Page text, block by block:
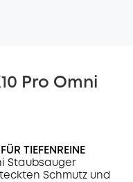
Pro Omni
TIEFENREINE
Staubsauger
Schmutz und